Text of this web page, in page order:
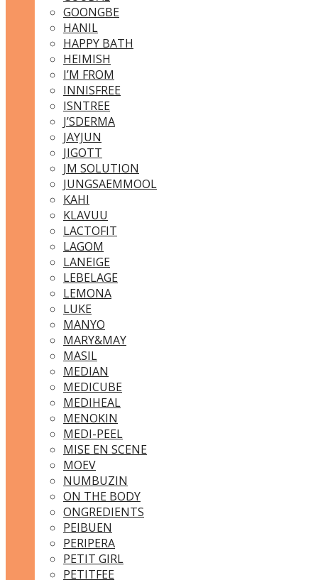
GOONGBE
HANIL
HAPPY BATH
HEIMISH
I’M FROM
INNISFREE
ISNTREE
J’SDERMA
JAYJUN
JIGOTT
JM SOLUTION
JUNGSAEMMOOL
KAHI
KLAVUU
LACTOFIT
LAGOM
LANEIGE
LEBELAGE
LEMONA
LUKE
MANYO
MARY&MAY
MASIL
MEDIAN
MEDICUBE
MEDIHEAL
MENOKIN
MEDI-PEEL
MISE EN SCENE
MOEV
NUMBUZIN
ON THE BODY
ONGREDIENTS
PEIBUEN
PERIPERA
PETIT GIRL
PETITFEE